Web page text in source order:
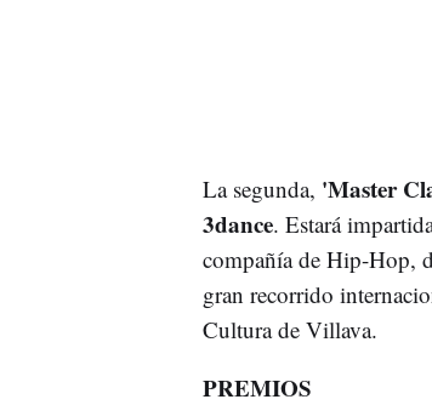
La segunda, 'Master
3dance. Estará
compañía de Hip-Hop,
gran recorrido
Cultura de Villava.
PREMIOS